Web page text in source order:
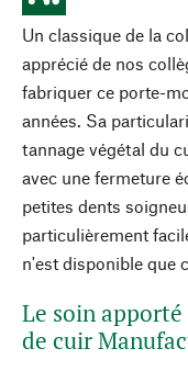
Un classique de la
apprécié de nos
fabriquer ce porte-
années. Sa
tannage végétal du
avec une fermeture
petites dents
particulièrement
n'est disponible que
Le soin
de cuir